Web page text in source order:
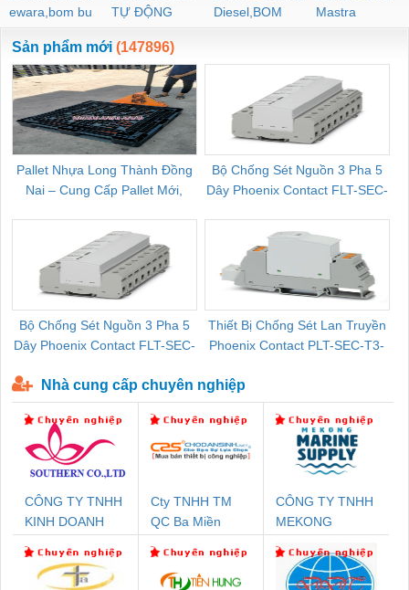
ewara,bom bu
ewara
TỰ ĐỘNG
Diesel,BOM
CHUA CHAY
Mastra
Sản phẩm mới (147896)
Pallet Nhựa Long Thành Đồng
Nai – Cung Cấp Pallet Mới,
Bộ Chống Sét Nguồn 3 Pha 5
Dây Phoenix Contact FLT-SEC-
Bộ Chống Sét Nguồn 3 Pha 5
Dây Phoenix Contact FLT-SEC-
Thiết Bị Chống Sét Lan Truyền
Phoenix Contact PLT-SEC-T3-
Nhà cung cấp chuyên nghiệp
CÔNG TY TNHH
KINH DOANH
PHƯƠNG NAM
Cty TNHH TM
QC Ba Miền
CÔNG TY TNHH
MEKONG
SUPPLY